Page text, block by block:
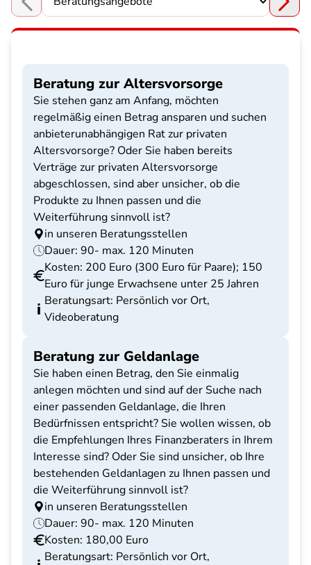
Choose a section
Beratung zur Altersvorsorge
Sie stehen ganz am Anfang, möchten
regelmäßig einen Betrag ansparen und suchen
anbieterunabhängigen Rat zur privaten
Altersvorsorge? Oder Sie haben bereits
Verträge zur privaten Altersvorsorge
abgeschlossen, sind aber unsicher, ob die
Produkte zu Ihnen passen und die
Weiterführung sinnvoll ist?
in unseren Beratungsstellen
Dauer: 90- max. 120 Minuten
Kosten: 200 Euro (300 Euro für Paare); 150
Euro für junge Erwachsene unter 25 Jahren
Beratungsart: Persönlich vor Ort,
Videoberatung
Beratung zur Geldanlage
Sie haben einen Betrag, den Sie einmalig
anlegen möchten und sind auf der Suche nach
einer passenden Geldanlage, die Ihren
Bedürfnissen entspricht? Sie wollen wissen, ob
die Empfehlungen Ihres Finanzberaters in Ihrem
Interesse sind? Oder Sie sind unsicher, ob Ihre
bestehenden Geldanlagen zu Ihnen passen und
die Weiterführung sinnvoll ist?
in unseren Beratungsstellen
Dauer: 90- max. 120 Minuten
Kosten: 180,00 Euro
Beratungsart: Persönlich vor Ort,